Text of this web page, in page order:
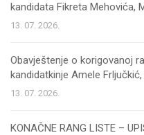
kandidata Fikreta Mehovića,
13. 07. 2026.
Obavještenje o korigovanoj
kandidatkinje Amele
13. 07. 2026.
KONAČNE RANG LISTE –